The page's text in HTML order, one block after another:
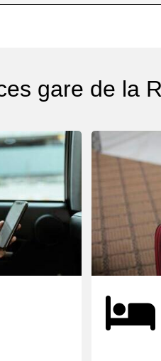
gare de la